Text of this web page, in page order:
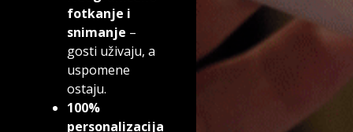
fotkanje i
snimanje –
gosti uživaju, a
uspomene
ostaju.
100%
personalizacija